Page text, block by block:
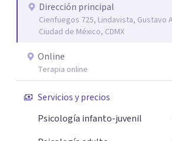
Dirección principal
Cienfuegos 725, Lindavista, Gustavo
Ciudad de México, CDMX
Online
Terapia online
Servicios y precios
Psicología infanto-juvenil